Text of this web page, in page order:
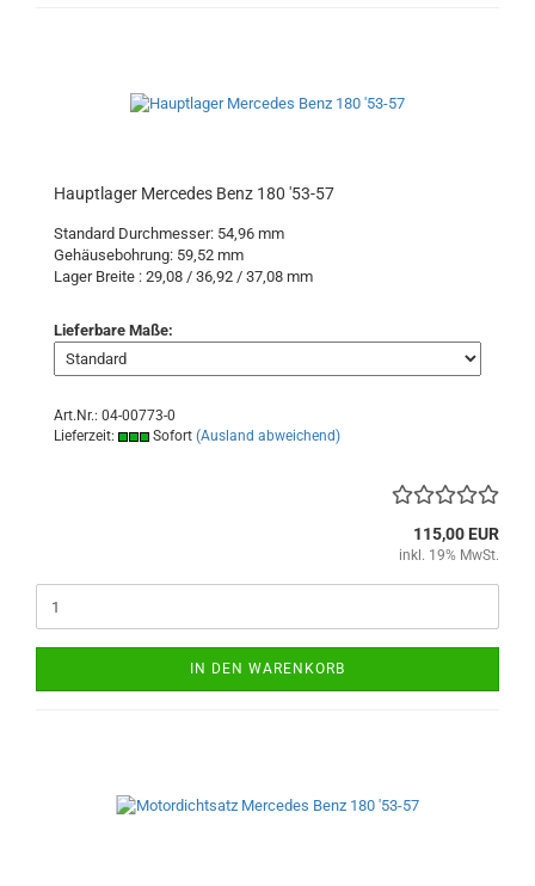
Hauptlager Mercedes Benz 180 '53-57
Standard Durchmesser: 54,96 mm
Gehäusebohrung: 59,52 mm
Lager Breite : 29,08 / 36,92 / 37,08 mm
Lieferbare Maße:
Art.Nr.: 04-00773-0
Lieferzeit:
Sofort (Ausland abweichend)
115,00 EUR
inkl. 19% MwSt.
IN DEN WARENKORB